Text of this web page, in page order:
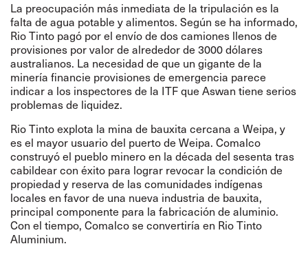
La preocupación más inmediata de la tripulación es la
falta de agua potable y alimentos. Según se ha informado,
Rio Tinto pagó por el envío de dos camiones llenos de
provisiones por valor de alrededor de 3000 dólares
australianos. La necesidad de que un gigante de la
minería financie provisiones de emergencia parece
indicar a los inspectores de la ITF que Aswan tiene serios
problemas de liquidez.
Rio Tinto explota la mina de bauxita cercana a Weipa, y
es el mayor usuario del puerto de Weipa. Comalco
construyó el pueblo minero en la década del sesenta tras
cabildear con éxito para lograr revocar la condición de
propiedad y reserva de las comunidades indígenas
locales en favor de una nueva industria de bauxita,
principal componente para la fabricación de aluminio.
Con el tiempo, Comalco se convertiría en Rio Tinto
Aluminium.